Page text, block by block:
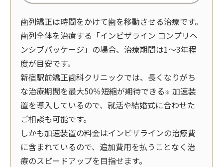
歯列矯正は時間をかけて歯を移動させる治療です。
歯列全体を治療する「インビザライン コンプリヘ
ンシブパッケージ」の場合、治療期間は1～3年程
度が目安です。
新宿駅前矯正歯科クリニックでは、長くなりがち
な治療期間を最大50％短縮が期待できる ※ 加速装
置を導入しているので、就活や結婚式に合わせた
ご相談も可能です。
しかも加速装置の料金はインビザラインの治療費
に含まれているので、追加費用を払うことなく治
療のスピードアップを目指せます。